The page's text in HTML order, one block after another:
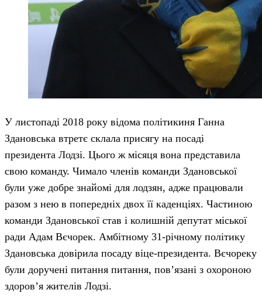
У листопаді 2018 року відома політикиня Ганна
Здановська втретє склала присягу на посаді
президента Лодзі. Цього ж місяця вона представила
свою команду. Чимало членів команди Здановської
були уже добре знайомі для лодзян, адже працювали
разом з нею в попередніх двох її каденціях. Частиною
команди Здановської став і колишній депутат міської
ради Адам Вєчорек. Амбітному 31-річному політику
Здановська довірила посаду віце-президента. Вєчореку
були доручені питання питання, пов’язані з охороною
здоров’я жителів Лодзі.